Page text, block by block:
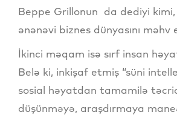
Beppe Grillonun da dediyi
ənənəvi biznes dünyasını məhv
İkinci məqam isə sırf insan
Belə ki, inkişaf etmiş “süni
sosial həyatdan tamamilə
düşünməyə, araşdırmaya